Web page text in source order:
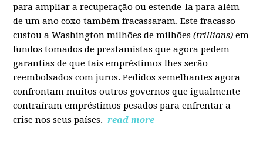
para ampliar a recuperação ou estende-la para além
de um ano coxo também fracassaram. Este fracasso
custou a Washington milhões de milhões(trillions) em
fundos tomados de prestamistas que agora pedem
garantias de que tais empréstimos lhes serão
reembolsados com juros. Pedidos semelhantes agora
confrontam muitos outros governos que igualmente
contraíram empréstimos pesados para enfrentar a
crise nos seus países. read more